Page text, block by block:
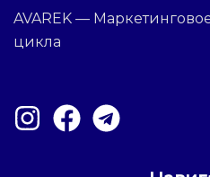
AVAREK —
цикла